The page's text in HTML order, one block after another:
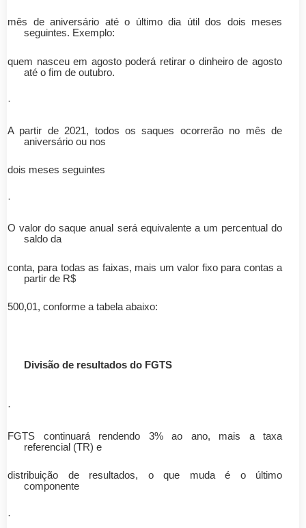
mês de aniversário até o último dia útil dos dois meses
seguintes. Exemplo:
quem nasceu em agosto poderá retirar o dinheiro de agosto
até o fim de outubro.
·
A partir de 2021, todos os saques ocorrerão no mês de
aniversário ou nos
dois meses seguintes
·
O valor do saque anual será equivalente a um percentual do
saldo da
conta, para todas as faixas, mais um valor fixo para contas a
partir de R$
500,01, conforme a tabela abaixo:
Divisão de resultados do FGTS
·
FGTS continuará rendendo 3% ao ano, mais a taxa
referencial (TR) e
distribuição de resultados, o que muda é o último
componente
·